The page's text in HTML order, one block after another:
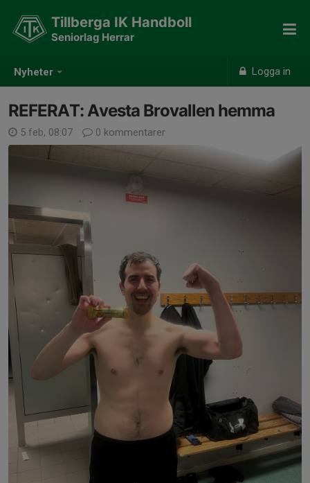
Nyheter Logga in
Tillberga IK Handboll
Seniorlag Herrar
REFERAT: Avesta Brovallen hemma
5 feb, 08:07 0 kommentarer